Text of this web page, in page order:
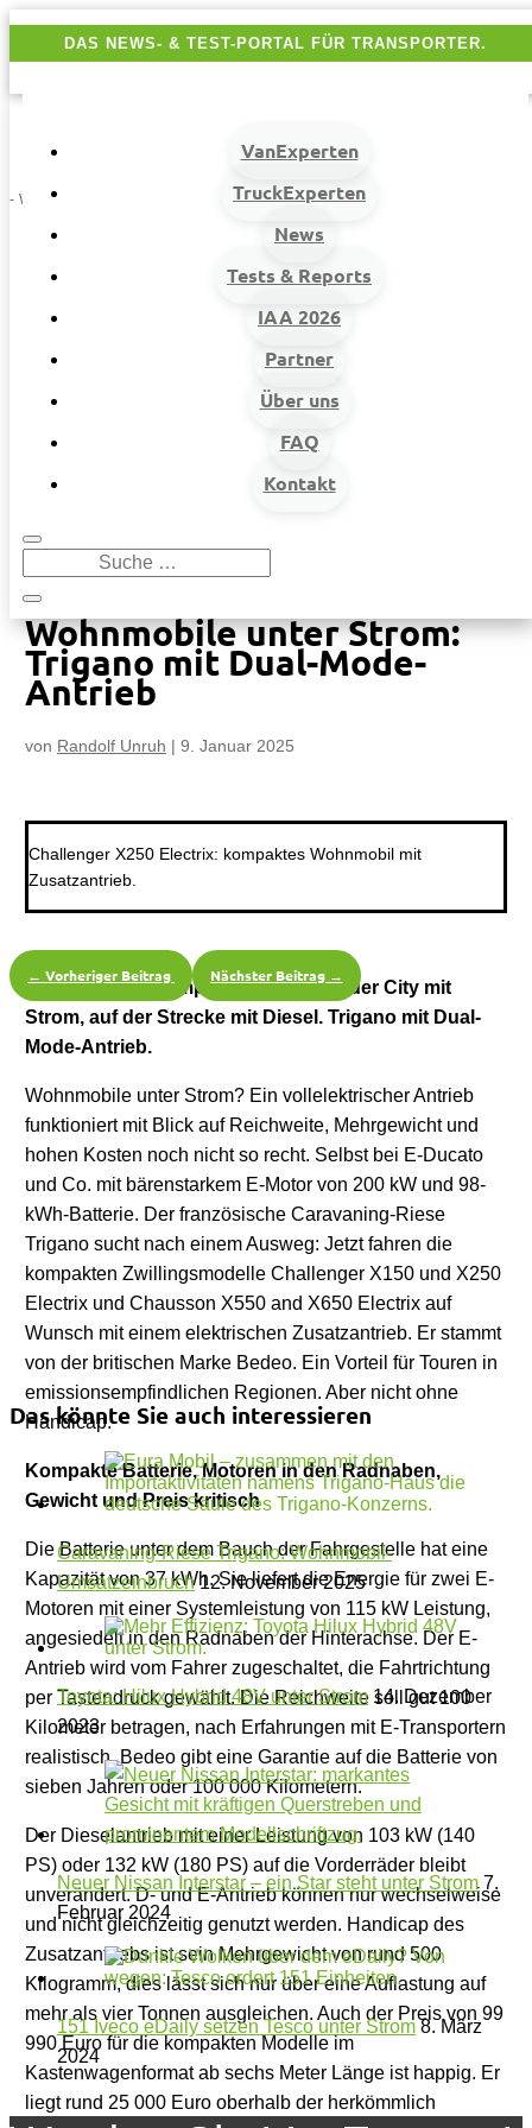
DAS NEWS- & TEST-PORTAL FÜR TRANSPORTER.
VanExperten
TruckExperten
News
Tests & Reports
IAA 2026
Partner
Über uns
FAQ
Kontakt
- Werbung -
9
Wohnmobile unter Strom: Trigano mit Dual-Mode-Antrieb
Wohnmobile unter Strom:
Trigano mit Dual-Mode-
Antrieb
von Randolf Unruh | 9. Januar 2025
Challenger X250 Electrix: kompaktes Wohnmobil mit
Zusatzantrieb.
Auf Stell- und Campingplatz oder in der City mit
Strom, auf der Strecke mit Diesel. Trigano mit Dual-
Mode-Antrieb.
Wohnmobile unter Strom? Ein vollelektrischer Antrieb
funktioniert mit Blick auf Reichweite, Mehrgewicht und
hohen Kosten noch nicht so recht. Selbst bei E-Ducato
und Co. mit bärenstarkem E-Motor von 200 kW und 98-
kWh-Batterie. Der französische Caravaning-Riese
Trigano sucht nach einem Ausweg: Jetzt fahren die
kompakten Zwillingsmodelle Challenger X150 und X250
Electrix und Chausson X550 and X650 Electrix auf
Wunsch mit einem elektrischen Zusatzantrieb. Er stammt
von der britischen Marke Bedeo. Ein Vorteil für Touren in
emissionsempfindlichen Regionen. Aber nicht ohne
Handicap.
Kompakte Batterie, Motoren in den Radnaben,
Gewicht und Preis kritisch
Die Batterie unter dem Bauch der Fahrgestelle hat eine
Kapazität von 37 kWh. Sie liefert die Energie für zwei E-
Motoren mit einer Systemleistung von 115 kW Leistung,
angesiedelt in den Radnaben der Hinterachse. Der E-
Antrieb wird vom Fahrer zugeschaltet, die Fahrtrichtung
per Tastendruck gewählt. Die Reichweite soll gut 100
Kilometer betragen, nach Erfahrungen mit E-Transportern
realistisch. Bedeo gibt eine Garantie auf die Batterie von
sieben Jahren oder 100 000 Kilometern.
Der Dieselantrieb mit einer Leistung von 103 kW (140
PS) oder 132 kW (180 PS) auf die Vorderräder bleibt
unverändert. D- und E-Antrieb können nur wechselweise
und nicht gleichzeitig genutzt werden. Handicap des
Zusatzantriebs ist sein Mehrgewicht von rund 500
Kilogramm, dies lässt sich nur über eine Auflastung auf
mehr als vier Tonnen ausgleichen. Auch der Preis von 99
990 Euro für die kompakten Modelle im
Kastenwagenformat ab sechs Meter Länge ist happig. Er
liegt rund 25 000 Euro oberhalb der herkömmlich
← Vorheriger Beitrag Nächster Beitrag →
Das könnte Sie auch interessieren
Caravaning-Riese Trigano: Wohnmobil-
Umsatzeinbruch12. November 2025
Toyota: Hilux Hybrid 48V unter Strom14. Dezember
2023
Neuer Nissan Interstar – ein Star steht unter Strom7.
Februar 2024
151 Iveco eDaily setzen Tesco unter Strom8. März
2024